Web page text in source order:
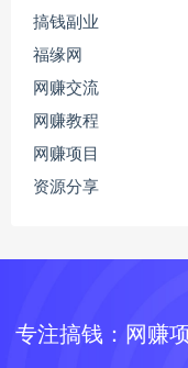
搞钱副业
福缘网
网赚交流
网赚教程
网赚项目
资源分享
专注搞钱：网赚